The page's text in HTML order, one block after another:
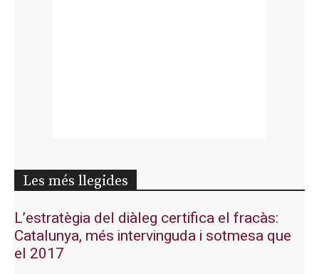
Les més llegides
L’estratègia del diàleg certifica el fracàs:
Catalunya, més intervinguda i sotmesa que
el 2017